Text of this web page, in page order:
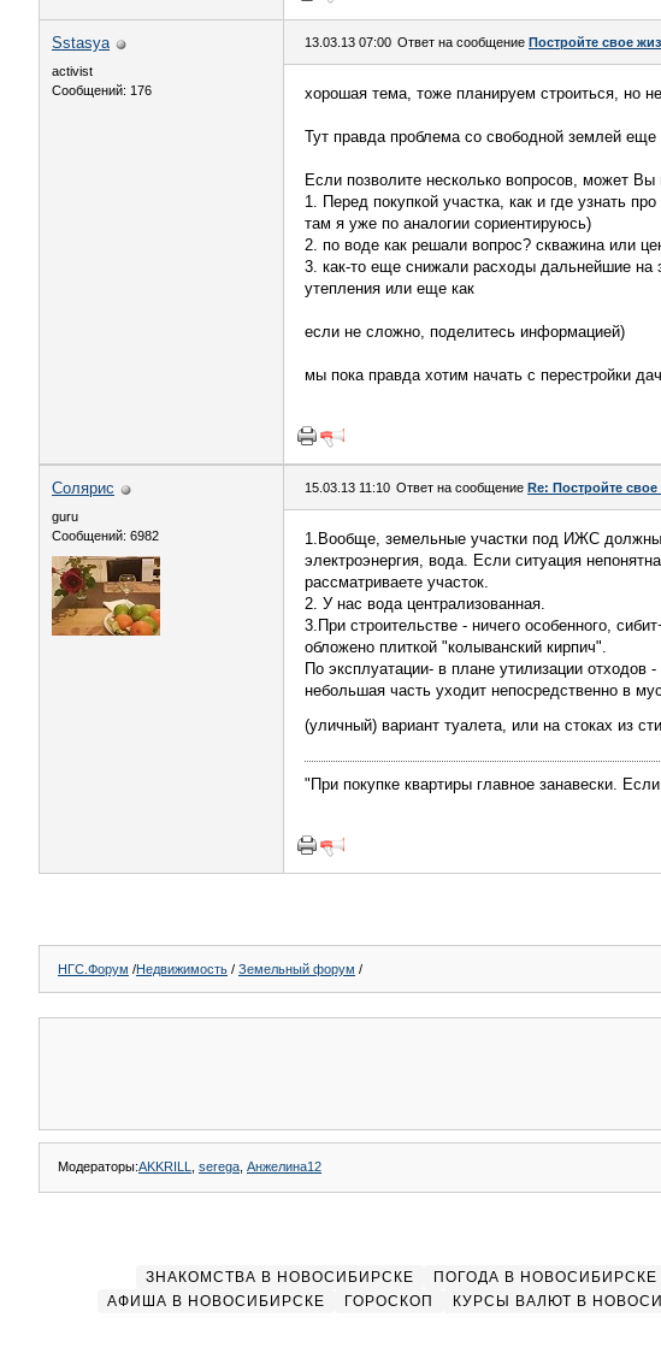
Sstasya
activist
Сообщений: 176
13.03.13 07:00 Ответ на сообщение Постройте свое
хорошая тема, тоже планируем строиться, но
Тут правда проблема со свободной землей
Если позволите несколько вопросов, может Вы
1. Перед покупкой участка, как и где узнать
там я уже по аналогии сориентируюсь)
2. по воде как решали вопрос? скважина или
3. как-то еще снижали расходы дальнейшие на
утепления или еще как
если не сложно, поделитесь информацией)
мы пока правда хотим начать с перестройки
Солярис
guru
Сообщений: 6982
15.03.13 11:10 Ответ на сообщение Re: Постройте
1.Вообще, земельные участки под ИЖС
электроэнергия, вода. Если ситуация
рассматриваете участок.
2. У нас вода централизованная.
3.При строительстве - ничего особенного,
обложено плиткой "колыванский кирпич".
По эксплуатации- в плане утилизации отходов
небольшая часть уходит непосредственно в
(уличный) вариант туалета, или на стоках из
"При покупке квартиры главное занавески.
НГС.Форум /Недвижимость / Земельный форум /
Модераторы:AKKRILL serega Анжелина12
ЗНАКОМСТВА В НОВОСИБИРСКЕ ПОГОДА В НОВОСИБИРСКЕ
АФИША В НОВОСИБИРСКЕ
ГОРОСКОП КУРСЫ ВАЛЮТ В